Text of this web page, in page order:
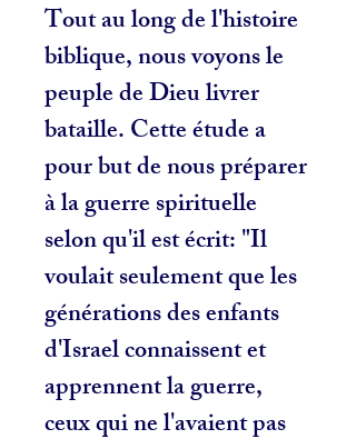
Tout au long de l'histoire
biblique, nous voyons le
peuple de Dieu livrer
bataille. Cette étude a
pour but de nous préparer
à la guerre spirituelle
selon qu'il est écrit: "Il
voulait seulement que les
générations des enfants
d'Israel connaissent et
apprennent la guerre,
ceux qui ne l'avaient pas